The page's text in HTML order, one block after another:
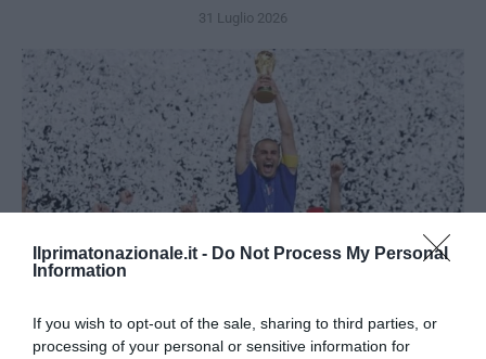
Ilprimatonazionale.it - Do Not Process My Personal
Information
If you wish to opt-out of the sale, sharing to third parties, or
processing of your personal or sensitive information for
31 Luglio 2026